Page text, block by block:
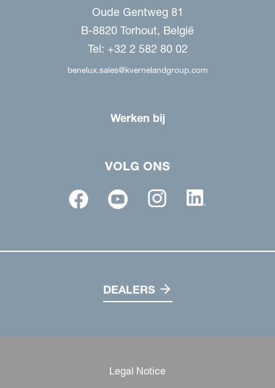
Oude Gentweg 81
B-8820 Torhout, België
Tel: +32 2 582 80 02
benelux.sales@kvernelandgroup.com
Werken bij
VOLG ONS
DEALERS
Legal Notice